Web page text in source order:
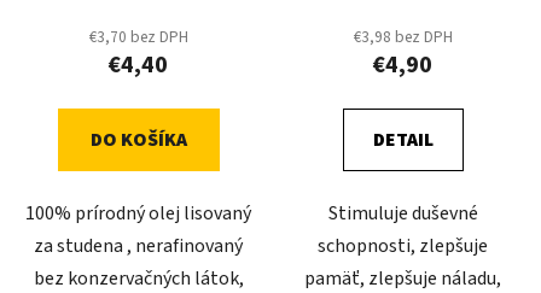
€3,70 bez DPH
€4,40
DO KOŠÍKA
100% prírodný olej lisovaný
za studena , nerafinovaný
bez konzervačných látok,
€3,98 bez DPH
€4,90
DETAIL
Stimuluje duševné
schopnosti, zlepšuje
pamäť, zlepšuje náladu,